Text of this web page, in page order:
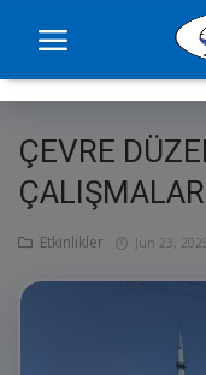
Ana Sayfa
Başkan
ÇEVRE
Etkinlikler Jun 23,